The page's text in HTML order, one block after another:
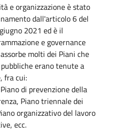
e organizzazione è stato
dall'articolo 6 del
2021 ed è il
e governance
molti dei Piani che
erano tenute a
fra cui:
di prevenzione della
Piano triennale dei
organizzativo del lavoro
ecc.